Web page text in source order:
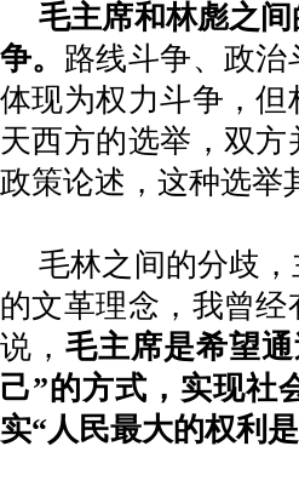
毛主席和林彪之
争。 路线斗争、政
体现为权力斗争，
天西方的选举，双
政策论述，这种选举
毛林之间的分歧
的文革理念，我曾经
说， 毛主席是希望
己”的方式，实现社
实“人民最大的权利